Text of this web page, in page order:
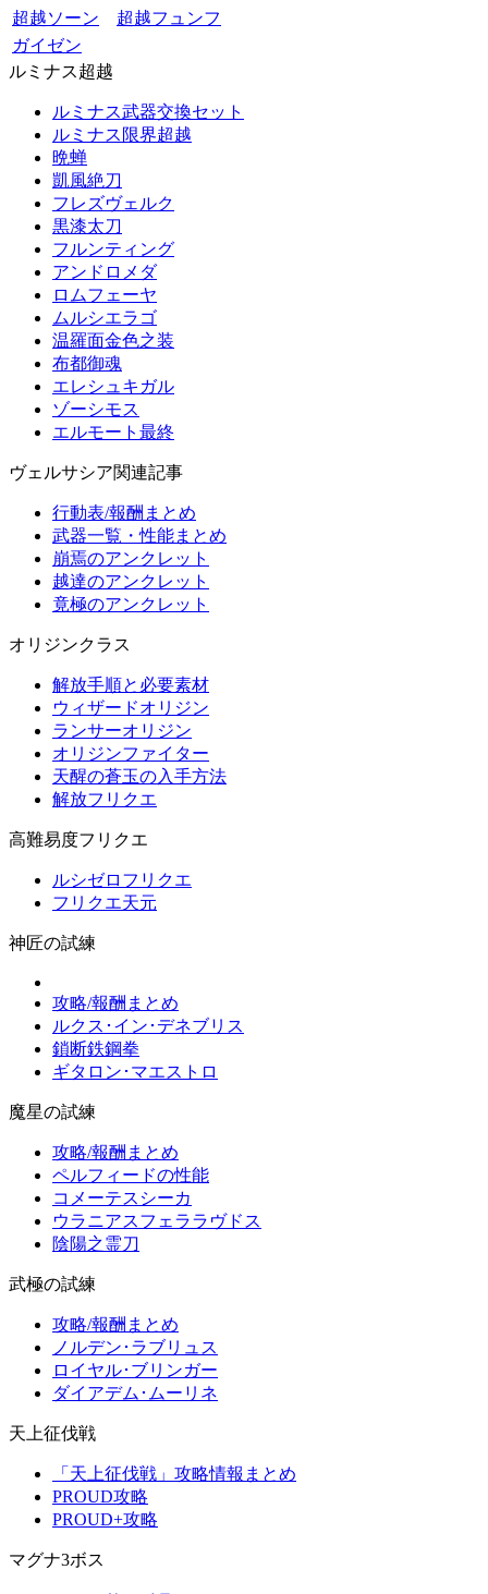
超越ソーン
超越フュンフ
ガイゼン
ルミナス超越
ルミナス武器交換セット
ルミナス限界超越
晩蝉
凱風絶刀
フレズヴェルク
黒漆太刀
フルンティング
アンドロメダ
ロムフェーヤ
ムルシエラゴ
温羅面金色之装
布都御魂
エレシュキガル
ゾーシモス
エルモート最終
ヴェルサシア関連記事
行動表/報酬まとめ
武器一覧・性能まとめ
崩焉のアンクレット
越達のアンクレット
竟極のアンクレット
オリジンクラス
解放手順と必要素材
ウィザードオリジン
ランサーオリジン
オリジンファイター
天醒の蒼玉の入手方法
解放フリクエ
高難易度フリクエ
ルシゼロフリクエ
フリクエ天元
神匠の試練
攻略/報酬まとめ
ルクス･イン･デネブリス
鎖断鉄鋼拳
ギタロン･マエストロ
魔星の試練
攻略/報酬まとめ
ペルフィードの性能
コメーテスシーカ
ウラニアスフェララヴドス
陰陽之霊刀
武極の試練
攻略/報酬まとめ
ノルデン･ラブリュス
ロイヤル･ブリンガー
ダイアデム･ムーリネ
天上征伐戦
「天上征伐戦」攻略情報まとめ
PROUD攻略
PROUD+攻略
マグナ3ボス